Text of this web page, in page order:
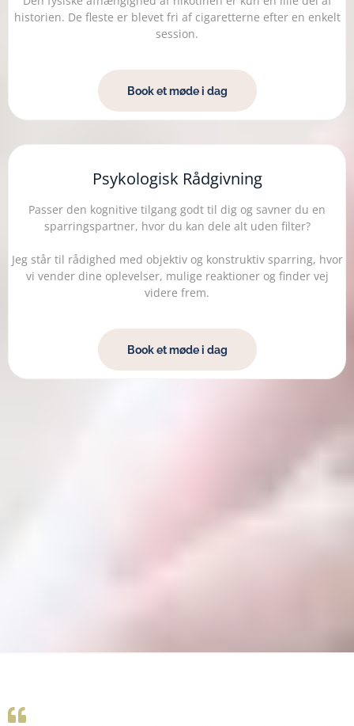
historien. De fleste er blevet fri af cigaretterne efter en enkelt
session.
Book et møde i dag
Psykologisk Rådgivning
Passer den kognitive tilgang godt til dig og savner du en
sparringspartner, hvor du kan dele alt uden filter?
Jeg står til rådighed med objektiv og konstruktiv sparring, hvor
vi vender dine oplevelser, mulige reaktioner og finder vej
videre frem.
Book et møde i dag